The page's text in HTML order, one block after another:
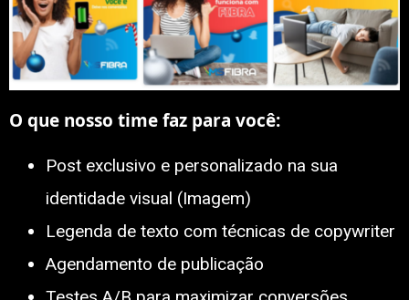
O que nosso time faz para você:
Post exclusivo e personalizado na sua
identidade visual (Imagem)
Legenda de texto com técnicas de copywriter
Agendamento de publicação